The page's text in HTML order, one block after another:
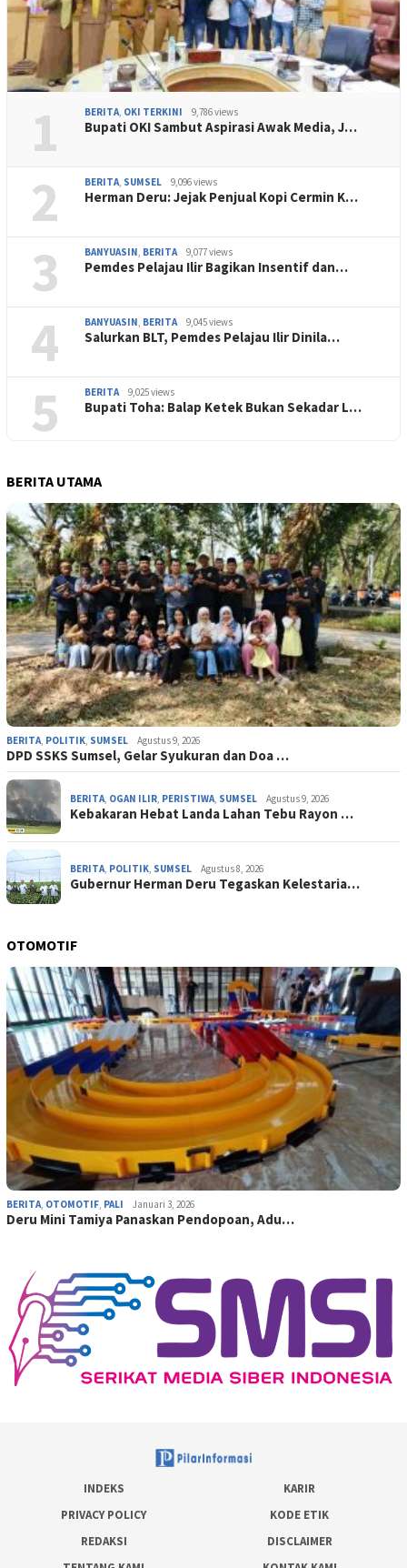
1 BERITA, OKI TERKINI 9,786 views
Bupati OKI Sambut Aspirasi Awak Media, J…
2 BERITA, SUMSEL 9,096 views
Herman Deru: Jejak Penjual Kopi Cermin K…
3 BANYUASIN, BERITA 9,077 views
Pemdes Pelajau Ilir Bagikan Insentif dan…
4 BANYUASIN, BERITA 9,045 views
Salurkan BLT, Pemdes Pelajau Ilir Dinila…
5 BERITA 9,025 views
Bupati Toha: Balap Ketek Bukan Sekadar L…
BERITA UTAMA
BERITA POLITIK SUMSEL Agustus 9, 2026
DPD SSKS Sumsel, Gelar Syukuran dan Doa …
BERITA OGAN ILIR PERISTIWA SUMSEL Agustus 9, 2026
‎Kebakaran Hebat Landa Lahan Tebu Rayon …
BERITA POLITIK SUMSEL Agustus 8, 2026
Gubernur Herman Deru Tegaskan Kelestaria…
OTOMOTIF
BERITA OTOMOTIF PALI Januari 3, 2026
Deru Mini Tamiya Panaskan Pendopoan, Adu…
INDEKS
KARIR
PRIVACY POLICY
KODE ETIK
REDAKSI
DISCLAIMER